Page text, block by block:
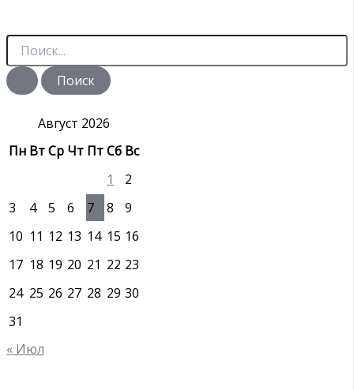
П
и
с
Август 2026
Пн ВтСр Чт ПтСб Вс
1
2
3
4 5 6 7 8
9
10 11 12 13 14 15 16
17 18 19 20 21 22 23
24 25 26 27 28 29 30
31
« Июл